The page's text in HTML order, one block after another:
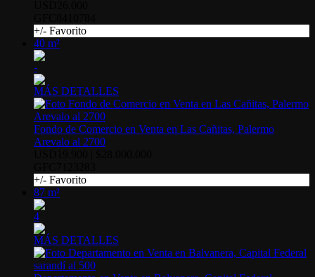
+/- Favorito
40 m²
-
MÁS DETALLES
Fondo de Comercio en Venta en Las Cañitas, Palermo
Arevalo al 2700
+/- Favorito
87 m²
4
MÁS DETALLES